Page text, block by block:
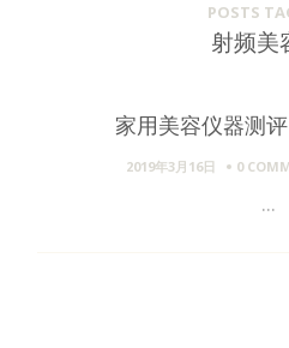
POSTS
射频美
家用美容仪器测
2019年3月16日 0
...